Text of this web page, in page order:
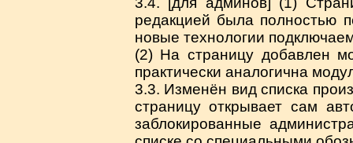
редакцией была полностью
новые технологии
(2) На страницу добавлен
практически аналогична
3.3. Изменён вид списка
страницу открывает сам
заблокированные